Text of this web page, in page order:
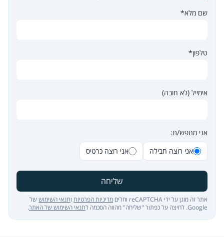
שם מלא*
טלפון*
אימייל (לא חובה)
אני מחפש/ת:
אני רוצה חבילה
אני רוצה כרטיס
שליחה
אתר זה מוגן על ידי reCAPTCHA וחלים מדיניות הפרטיות ותנאי השימוש של
Google. לחיצה על כפתור "שליחה" מהווה הסכמה ל
תנאי השימוש של האתר.